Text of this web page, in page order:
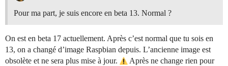
Pour ma part, je suis encore en beta 13. Normal ?
On est en beta 17 actuellement. Après c’est normal que tu sois en
13, on a changé d’image Raspbian depuis. L’ancienne image est
obsolète et ne sera plus mise à jour.
Après ne change rien pour